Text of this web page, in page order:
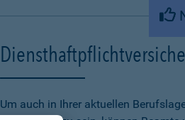
Um auch in Ihrer aktuellen